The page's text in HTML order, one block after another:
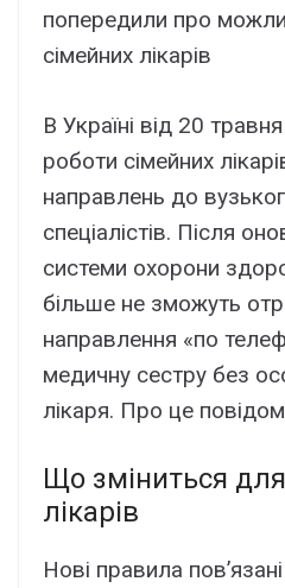
попередили про
сімейних лікарів
В Україні від 20
роботи сімейних
направлень до
спеціалістів. Після
системи охорони
більше не зможуть
направлення «по
медичну сестру без
лікаря. Про це
Що зміниться для
лікарів
Нові правила